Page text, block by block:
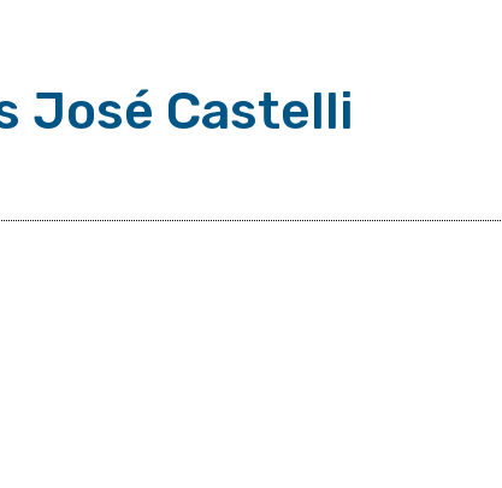
José Castelli